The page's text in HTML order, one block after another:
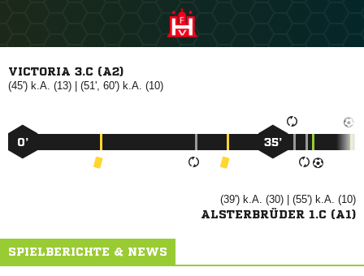
VICTORIA 3.C (A2)
(45') k.A. (13) | (51', 60') k.A. (10)
0’ 35’
(39') k.A. (30) | (55') k.A. (10)
ALSTERBRÜDER 1.C (A1)
SPIELBERICHTE & NEWS